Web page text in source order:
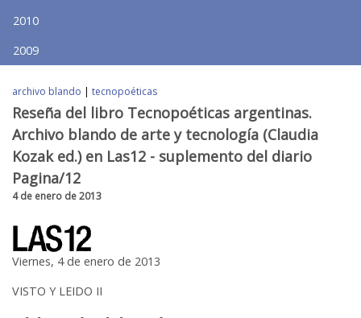
2010
2009
archivo blando | tecnopoéticas
Reseña del libro Tecnopoéticas argentinas.
Archivo blando de arte y tecnología (Claudia
Kozak ed.) en Las12 - suplemento del diario
Pagina/12
4 de enero de 2013
Viernes, 4 de enero de 2013
VISTO Y LEIDO II